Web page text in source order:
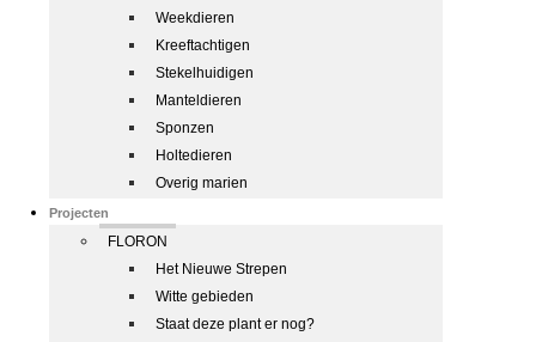
Weekdieren
Kreeftachtigen
Stekelhuidigen
Manteldieren
Sponzen
Holtedieren
Overig marien
Projecten
FLORON
Het Nieuwe Strepen
Witte gebieden
Staat deze plant er nog?